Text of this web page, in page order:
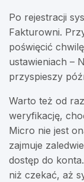
Po rejestracji
Fakturowni.
poświęcić
ustawieniach –
przyspieszy
Warto też od
weryfikację,
Micro nie jest
zajmuje
dostęp do
niż czekać, aż